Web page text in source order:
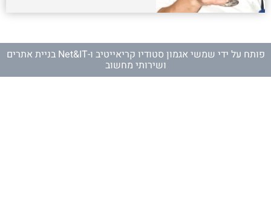
פותח על ידי שמשי אגמון סטודיו קריאייטיב ו- Net&IT בניית אתרים
ושירותי מחשוב